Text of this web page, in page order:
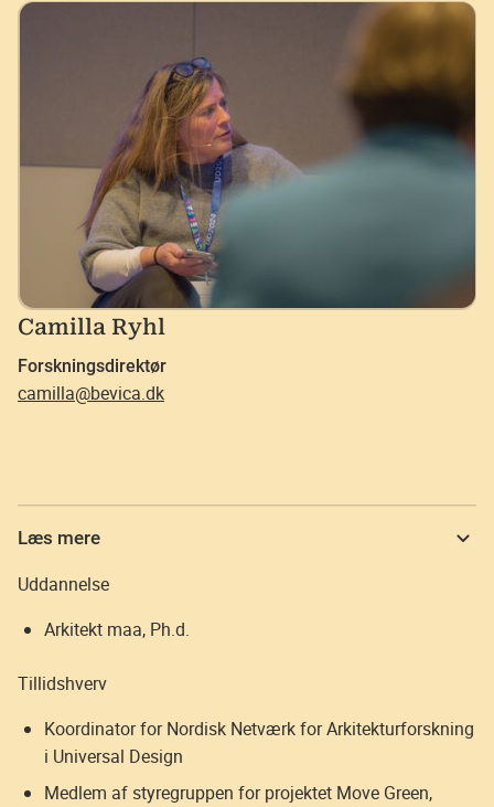
Camilla Ryhl
Forskningsdirektør
camilla@bevica.dk
Læs mere
Uddannelse
Arkitekt maa, Ph.d.
Tillidshverv
Koordinator for Nordisk Netværk for Arkitekturforskning
i Universal Design
Medlem af styregruppen for projektet Move Green,